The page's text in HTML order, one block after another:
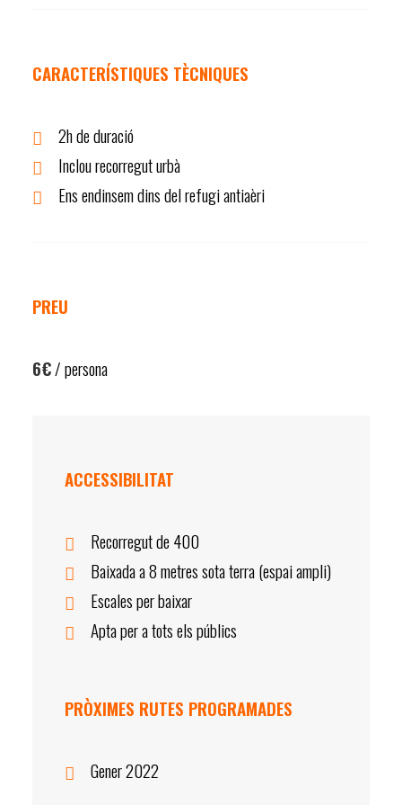
CARACTERÍSTIQUES TÈCNIQUES
2h de duració
Inclou recorregut urbà
Ens endinsem dins del refugi antiaèri
PREU
6€/ persona
ACCESSIBILITAT
Recorregut de 400
Baixada a 8 metres sota terra (espai ampli)
Escales per baixar
Apta per a tots els públics
PRÒXIMES RUTES PROGRAMADES
Gener 2022